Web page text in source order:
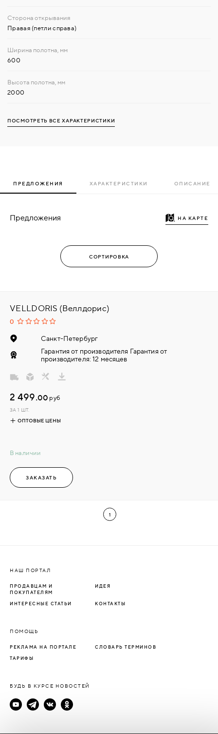
Правая (петли справа)
600
2000
ПОСМОТРЕТЬ ВСЕ ХАРАКТЕРИСТИКИ
ПРЕДЛОЖЕНИЯ ХАРАКТЕРИСТИКИ ОПИСАНИЕ
Предложения НА КАРТЕ
VELLDORIS (Веллдорис)
0
Санкт-Петербург
Гарантия от производителя Гарантия от
производителя: 12 месяцев
В наличии
2 499.00 руб
ЗА 1 ШТ.
ОПТОВЫЕ ЦЕНЫ
ЗАКАЗАТЬ
1
НАШ ПОРТАЛ
ПРОДАВЦАМ И
ПОКУПАТЕЛЯМ
ИДЕЯ
ИНТЕРЕСНЫЕ СТАТЬИ КОНТАКТЫ
ПОМОЩЬ
РЕКЛАМА НА ПОРТАЛЕ СЛОВАРЬ ТЕРМИНОВ
ТАРИФЫ
БУДЬ В КУРСЕ НОВОСТЕЙ